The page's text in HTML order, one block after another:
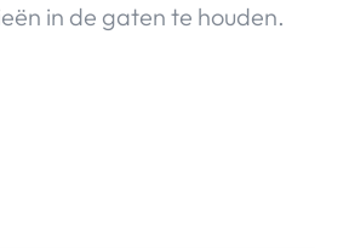
in de gaten te houden.